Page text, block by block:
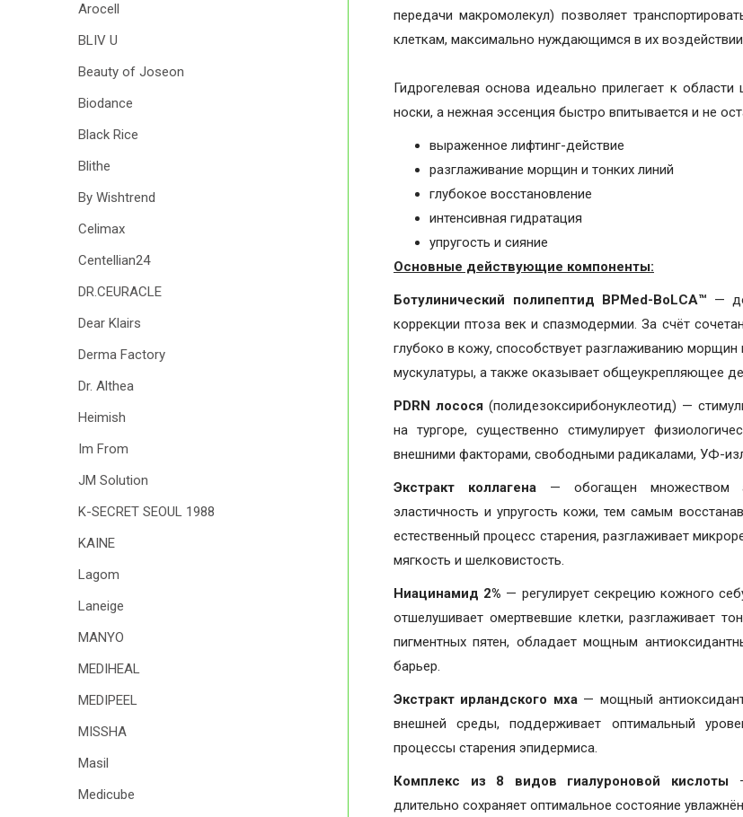
передачи макромолекул) позволяет
клеткам, максимально нуждающимся в их
Гидрогелевая основа идеально прилегает к
носки, а нежная эссенция быстро впитывается и не
выраженное лифтинг-действие
разглаживание морщин и тонких линий
глубокое восстановление
интенсивная гидратация
упругость и сияние
Основные действующие компоненты:
Ботулинический полипептид BPMed-BoLCA™ —
коррекции птоза век и спазмодермии. За счёт
глубоко в кожу, способствует разглаживанию
мускулатуры, а также оказывает общеукрепляющее
PDRN лосося(полидезоксирибонуклеотид) —
на тургоре, существенно стимулирует
внешними факторами, свободными радикалами, УФ-
Экстракт коллагена— обогащен множеством
эластичность и упругость кожи, тем самым
естественный процесс старения, разглаживает
мягкость и шелковистость.
Ниацинамид 2% — регулирует секрецию кожного
отшелушивает омертвевшие клетки, разглаживает
пигментных пятен, обладает мощным
барьер.
Экстракт ирландского мха— мощный
внешней среды, поддерживает оптимальный
процессы старения эпидермиса.
Комплекс из 8 видов гиалуроновой кислоты
длительно сохраняет оптимальное состояние
Arocell
BLIV U
Beauty of Joseon
Biodance
Black Rice
Blithe
By Wishtrend
Celimax
Centellian24
DR.CEURACLE
Dear Klairs
Derma Factory
Dr. Althea
Heimish
Im From
JM Solution
K-SECRET SEOUL 1988
KAINE
Lagom
Laneige
MANYO
MEDIHEAL
MEDIPEEL
MISSHA
Masil
Medicube